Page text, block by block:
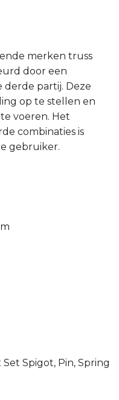
merken truss
door een
partij. Deze
op te stellen en
voeren. Het
combinaties is
gebruiker.
Spigot, Pin, Spring